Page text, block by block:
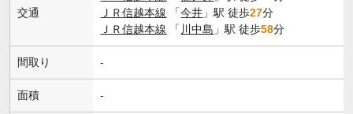
交通
ＪＲ信越本線 「今井 」駅 徒歩27分
ＪＲ信越本線 「 川中島 」駅 徒歩58分
間取り -
面積 -